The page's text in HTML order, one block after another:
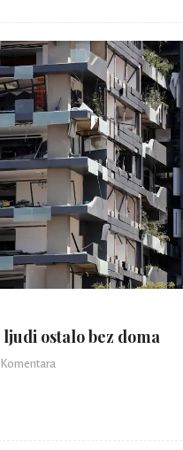
ostalo bez doma
Komentara